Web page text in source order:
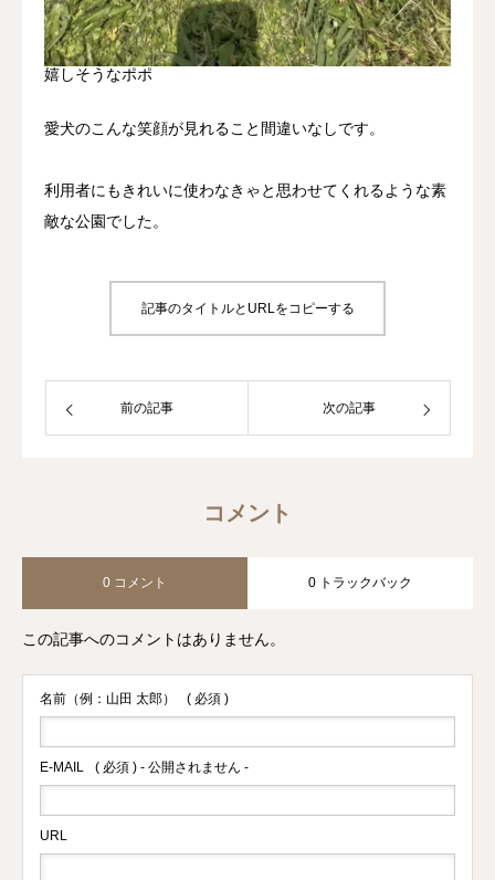
嬉しそうなポポ
愛犬のこんな笑顔が見れること間違いなしです。
利用者にもきれいに使わなきゃと思わせてくれるような素
敵な公園でした。
記事のタイトルとURLをコピーする
前の記事 次の記事
コメント
0 コメント 0 トラックバック
この記事へのコメントはありません。
名前（例：山田 太郎） ( 必須 )
E-MAIL ( 必須 ) - 公開されません -
URL